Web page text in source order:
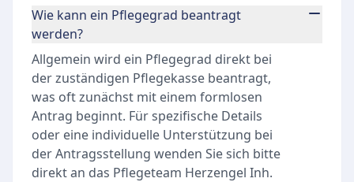
Wie kann ein Pflegegrad beantragt
werden?
Allgemein wird ein Pflegegrad direkt bei
der zuständigen Pflegekasse beantragt,
was oft zunächst mit einem formlosen
Antrag beginnt. Für spezifische Details
oder eine individuelle Unterstützung bei
der Antragsstellung wenden Sie sich bitte
direkt an das Pflegeteam Herzengel Inh.